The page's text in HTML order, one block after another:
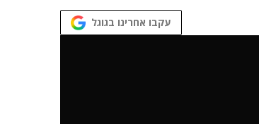
עקבו אחרינו בגוגל